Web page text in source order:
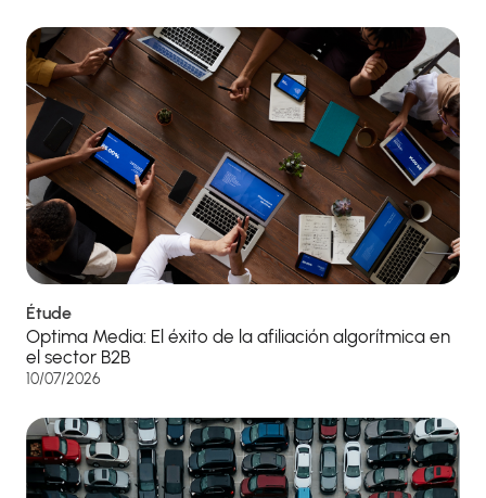
Étude
Optima Media: El éxito de la afiliación algorítmica en
el sector B2B
10/07/2026